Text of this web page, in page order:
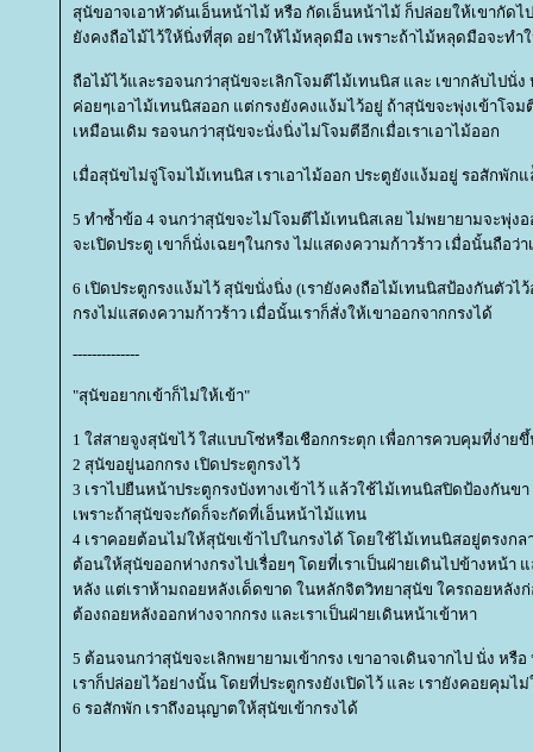
สุนัขอาจเอาหัวดันเอ็นหน้าไม้ หรือ กัดเอ็นหน้าไม้ ก็ปล่อยให้เขากัดไ
งคงถือไม้ไว้ให้นิ่งที่สุด อย่าให้ไม้หลุดมือ เพราะถ้าไม้หลุดมือจะทำ
ถือไม้ไว้และรอจนกว่าสุนัขจะเลิกโจมตีไม้เทนนิส และ เขากลับไปนั่
ค่อยๆเอาไม้เทนนิสออก แต่กรงยังคงแง้มไว้อยู่ ถ้าสุนัขจะพุ่งเข้าโจม
เหมือนเดิม รอจนกว่าสุนัขจะนั่งนิ่งไม่โจมตีอีกเมื่อเราเอาไม้ออก
เมื่อสุนัขไม่จู่โจมไม้เทนนิส เราเอาไม้ออก ประตูยังแง้มอยู่ รอสักพัก
5 ทำซ้ำข้อ 4 จนกว่าสุนัขจะไม่โจมตีไม้เทนนิสเลย ไม่พยายามจะพุ่ง
จะเปิดประตู เขาก็นั่งเฉยๆในกรง ไม่แสดงความก้าวร้าว เมื่อนั้นถือว่
6 เปิดประตูกรงแง้มไว้ สุนัขนั่งนิ่ง (เรายังคงถือไม้เทนนิสป้องกันตัวไ
กรงไม่แสดงความก้าวร้าว เมื่อนั้นเราก็สั่งให้เขาออกจากกรงได้
--------------
"สุนัขอยากเข้าก็ไม่ให้เข้า"
1 ใส่สายจูงสุนัขไว้ ใส่แบบโซ่หรือเชือกกระตุก เพื่อการควบคุมที่ง่าย
2 สุนัขอยู่นอกกรง เปิดประตูกรงไว้
3 เราไปยืนหน้าประตูกรงบังทางเข้าไว้ แล้วใช้ไม้เทนนิสปิดป้องกันข
เพราะถ้าสุนัขจะกัดก็จะกัดที่เอ็นหน้าไม้แทน
4 เราคอยต้อนไม่ให้สุนัขเข้าไปในกรงได้ โดยใช้ไม้เทนนิสอยู่ตรงก
ต้อนให้สุนัขออกห่างกรงไปเรื่อยๆ โดยที่เราเป็นฝ่ายเดินไปข้างหน้
หลัง แต่เราห้ามถอยหลังเด็ดขาด ในหลักจิตวิทยาสุนัข ใครถอยหลัง
ต้องถอยหลังออกห่างจากกรง และเราเป็นฝ่ายเดินหน้าเข้าหา
5 ต้อนจนกว่าสุนัขจะเลิกพยายามเข้ากรง เขาอาจเดินจากไป นั่ง หรื
เราก็ปล่อยไว้อย่างนั้น โดยที่ประตูกรงยังเปิดไว้ และ เรายังคอยคุมไ
6 รอสักพัก เราถึงอนุญาตให้สุนัขเข้ากรงได้